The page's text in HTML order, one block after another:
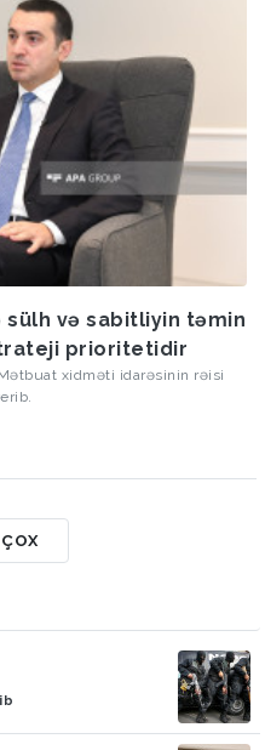
sülh və sabitliyin təmin
prioritetidir
xidməti idarəsinin rəisi